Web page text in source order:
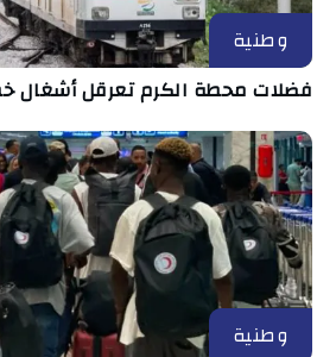
وطنية
فضلات محطة الكرم تعرقل أشغال
وطنية